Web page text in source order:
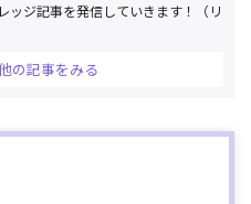
ッジ記事を発信していきます！（リ
の記事をみる